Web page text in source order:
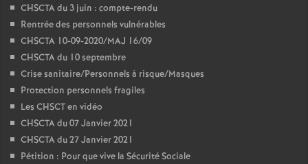
CHSCTA du 3 juin : compte-rendu
Rentrée des personnels vulnérables
CHSCTA 10-09-2020/MAJ 16/09
CHSCTA du 10 septembre
Crise sanitaire/Personnels à risque/Masques
Protection personnels fragiles
Les CHSCT en vidéo
CHSCTA du 07 Janvier 2021
CHSCTA du 27 Janvier 2021
Pétition : Pour que vive la Sécurité Sociale